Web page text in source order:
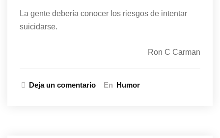
La gente debería conocer los riesgos de intentar
suicidarse.
Ron C Carman
Deja un comentario En Humor